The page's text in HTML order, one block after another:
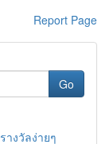
Report Page
Go
งวัลง่ายๆ